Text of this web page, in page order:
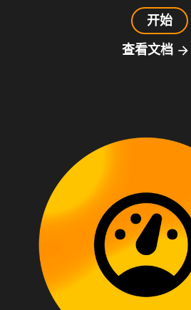
开始
查看文档 arrow_forward